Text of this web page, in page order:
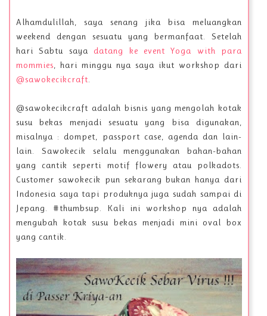
Alhamdulillah, saya senang jika bisa meluangkan
weekend dengan sesuatu yang bermanfaat. Setelah
hari Sabtu saya datang ke event Yoga with para
mommies, hari minggu nya saya ikut workshop dari
@sawokecikcraft.
@sawokecikcraft adalah bisnis yang mengolah kotak
susu bekas menjadi sesuatu yang bisa digunakan,
misalnya : dompet, passport case, agenda dan lain-
lain. Sawokecik selalu menggunakan bahan-bahan
yang cantik seperti motif flowery atau polkadots.
Customer sawokecik pun sekarang bukan hanya dari
Indonesia saya tapi produknya juga sudah sampai di
Jepang. #thumbsup. Kali ini workshop nya adalah
mengubah kotak susu bekas menjadi mini oval box
yang cantik.